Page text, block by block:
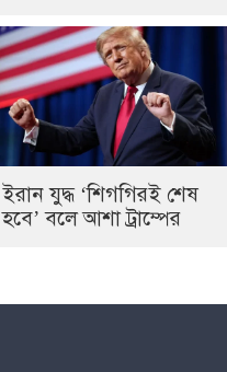
ইরান যুদ্ধ ‘শিগগিরই শেষ
হবে’ বলে আশা ট্রাম্পের